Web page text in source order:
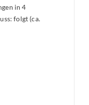
in 4
folgt (ca.